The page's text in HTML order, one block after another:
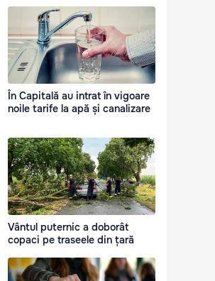
În Capitală au intrat în vigoare
noile tarife la apă și canalizare
Vântul puternic a doborât
copaci pe traseele din țară